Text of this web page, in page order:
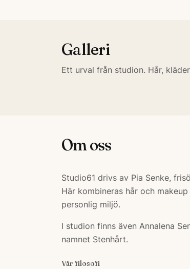
Galleri
Ett urval från studion. Hår,
Om oss
Studio61 drivs av Pia Senke,
Här kombineras hår och
personlig miljö.
I studion finns även Annalena
namnet Stenhårt.
Vår filosofi